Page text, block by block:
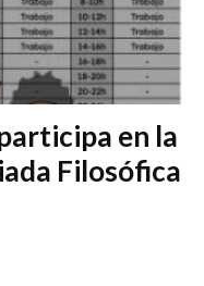
en la
Filosófica